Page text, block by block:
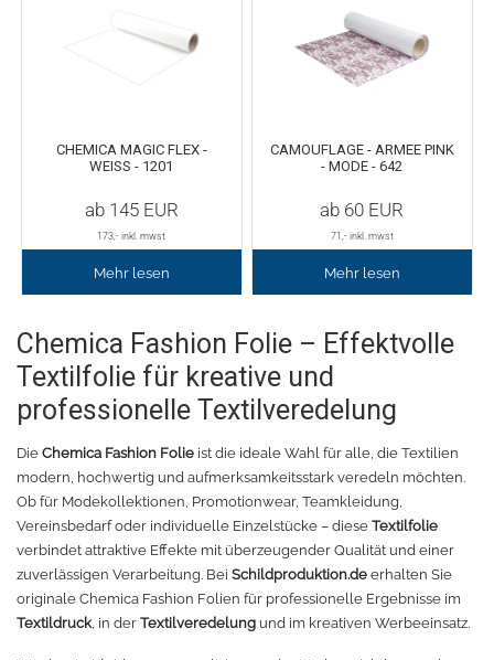
Gedruckte Medien
Oralite 5600E
Oralite 5700
Oracal 6510
Oracal 7510
Oracal 8300
Schneide-Software
Schneideplotter
Transferpressen
Schneidleisten
Schneidewerkzeuge und -matten
Messer
Myrtle Beach
Stormtech
James & Nicholson
CHEMICA MAGIC FLEX -
WEISS - 1201
ab 145EUR
173 ,- inkl. mwst
Mehr lesen
CAMOUFLAGE - ARMEE PINK
- MODE - 642
ab 60 EUR
71 ,- inkl. mwst
Mehr lesen
Chemica Fashion Folie – Effektvolle
Textilfolie für kreative und
professionelle Textilveredelung
Die Chemica Fashion Folie ist die ideale Wahl für alle, die Textilien
modern, hochwertig und aufmerksamkeitsstark veredeln möchten.
Ob für Modekollektionen, Promotionwear, Teamkleidung,
Vereinsbedarf oder individuelle Einzelstücke – diese Textilfolie
verbindet attraktive Effekte mit überzeugender Qualität und einer
zuverlässigen Verarbeitung. Bei Schildproduktion.de erhalten Sie
originale Chemica Fashion Folien für professionelle Ergebnisse im
Textildruck, in der Textilveredelung und im kreativen Werbeeinsatz.